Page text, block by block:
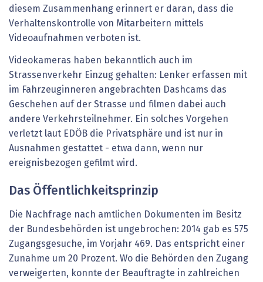
diesem Zusammenhang erinnert er daran, dass die
Verhaltenskontrolle von Mitarbeitern mittels
Videoaufnahmen verboten ist.
Videokameras haben bekanntlich auch im
Strassenverkehr Einzug gehalten: Lenker erfassen mit
im Fahrzeuginneren angebrachten Dashcams das
Geschehen auf der Strasse und filmen dabei auch
andere Verkehrsteilnehmer. Ein solches Vorgehen
verletzt laut EDÖB die Privatsphäre und ist nur in
Ausnahmen gestattet - etwa dann, wenn nur
ereignisbezogen gefilmt wird.
Das Öffentlichkeitsprinzip
Die Nachfrage nach amtlichen Dokumenten im Besitz
der Bundesbehörden ist ungebrochen: 2014 gab es 575
Zugangsgesuche, im Vorjahr 469. Das entspricht einer
Zunahme um 20 Prozent. Wo die Behörden den Zugang
verweigerten, konnte der Beauftragte in zahlreichen